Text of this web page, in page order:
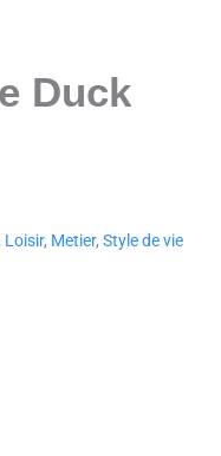
Duck
Loisir, Metier,Style de vie